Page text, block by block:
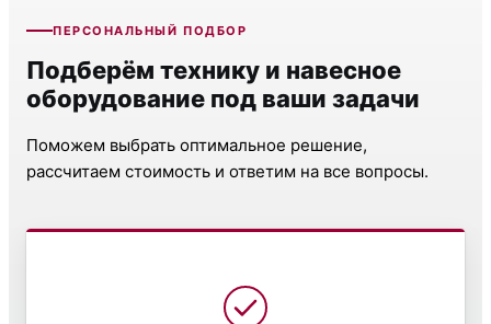
ПЕРСОНАЛЬНЫЙ ПОДБОР
Подберём технику и навесное
оборудование под ваши задачи
Поможем выбрать оптимальное решение,
рассчитаем стоимость и ответим на все вопросы.